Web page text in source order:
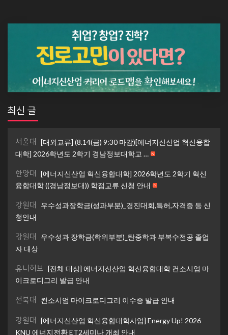
최신 글
서울대 [대외교류] (8.14(금) 9:30 마감)[에너지신산업 혁신융합
대학] 2026학년도 2학기 경남정보대학교 …
한양대 [에너지신산업 혁신융합대학] 2026학년도 2학기 혁신
융합대학 ((경남정보대)) 학점교류 신청 안내
강원대
우수성과장학금(성과부분)_경진대회,특허,자격증 등 신
청안내
강원대
우수성과 장학금(학위부분)_탄중학과 부복수전공 졸업
자 대상
유니허브 [전체 대상] 에너지신산업 혁신융합대학 컨소시엄 마
이크로디그리 발급 안내
전북대 컨소시엄 마이크로디그리 이수증 발급 안내
강원대 [에너지신산업 혁신융합대학사업] Energy Up! 2026
KNU 에너지전환 ET2세미나 개최 안내